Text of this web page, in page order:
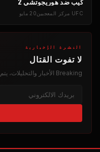
UFC مركز المعجبين20 مايو
النشرة الإخبارية
لا تفوت القتال
Breaking الأخبار والتحليلات،